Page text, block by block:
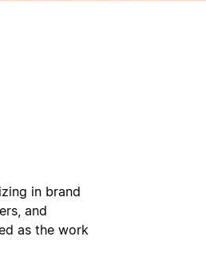
in brand
and
as the work